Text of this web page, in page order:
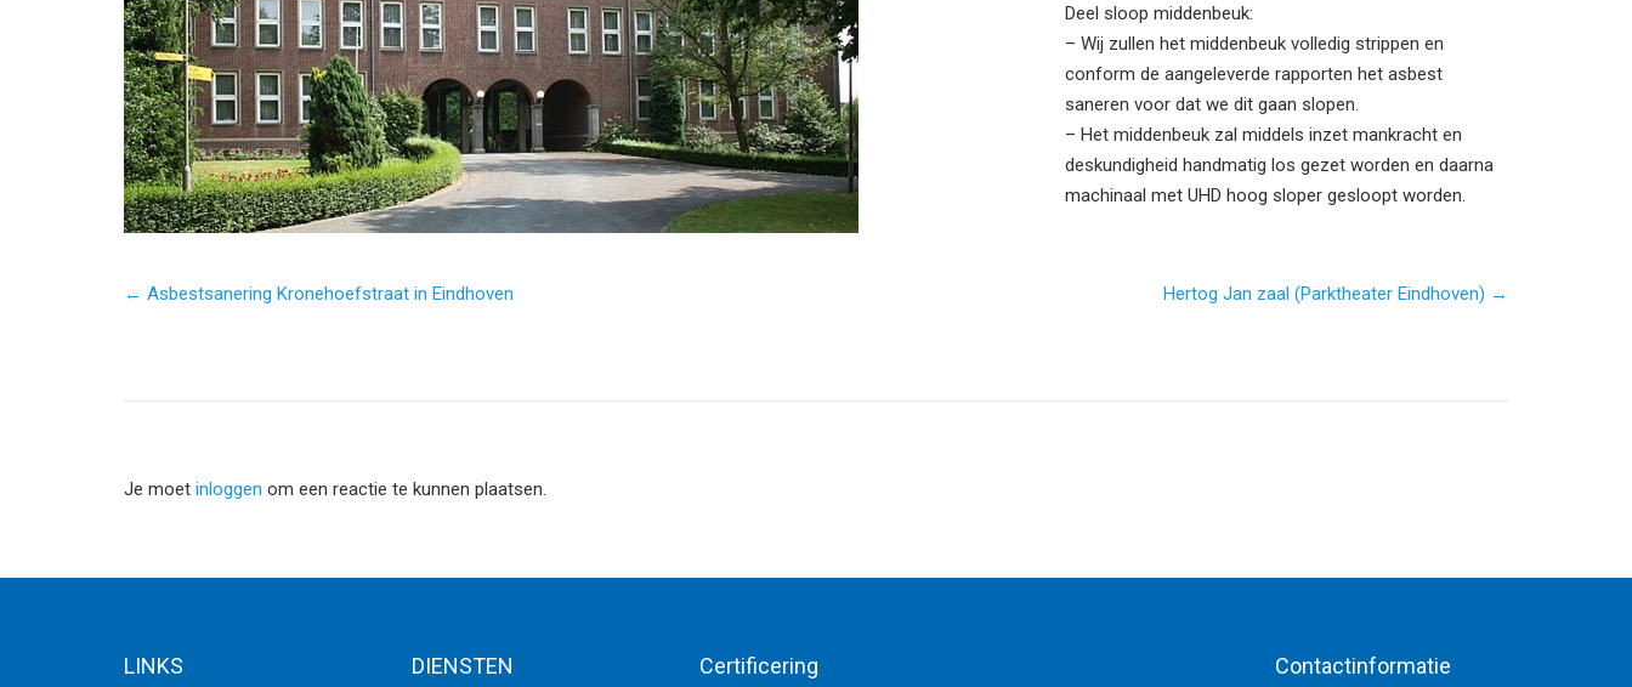
Deel sloop middenbeuk:
– Wij zullen het middenbeuk volledig strippen en
conform de aangeleverde rapporten het asbest
saneren voor dat we dit gaan slopen.
– Het middenbeuk zal middels inzet mankracht en
deskundigheid handmatig los gezet worden en daarna
machinaal met UHD hoog sloper gesloopt worden.
← Asbestsanering Kronehoefstraat in Eindhoven Hertog Jan zaal (Parktheater Eindhoven) →
Je moet inloggen om een reactie te kunnen plaatsen.
LINKS DIENSTEN Certificering Contactinformatie